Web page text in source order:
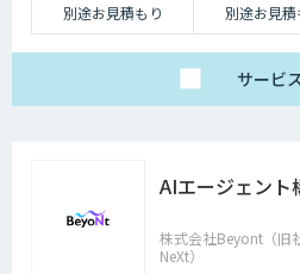
別途お見積もり
別途お見積
サービ
AIエージェント
株式会社Beyont（旧
NeXt）